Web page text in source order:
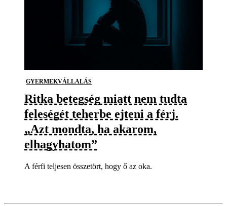
GYERMEKVÁLLALÁS
Ritka betegség miatt nem tudta
feleségét teherbe ejteni a férj.
„Azt mondta, ha akarom,
elhagyhatom”
A férfi teljesen összetört, hogy ő az oka.